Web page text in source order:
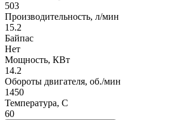
503
Производительность, л/мин
15.2
Байпас
Нет
Мощность, КВт
14.2
Обороты двигателя, об./мин
1450
Температура, C
60